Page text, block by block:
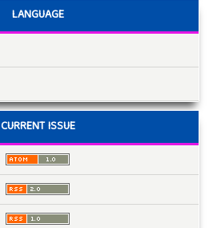
LANGUAGE
CURRENT ISSUE